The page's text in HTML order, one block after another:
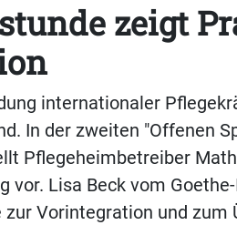
zeigt
internationaler
In der zweiten "Offenen
Pflegeheimbetreiber
vor. Lisa Beck vom
Vorintegration und zum